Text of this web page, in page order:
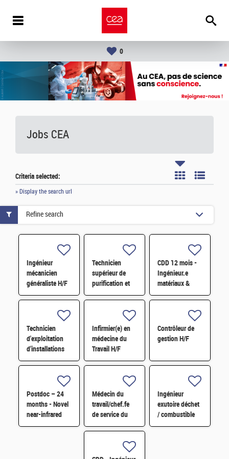
0
Jobs CEA
Criteria selected:
» Display the search url
Ingénieur
mécanicien
généraliste H/F
Technicien
supérieur de
purification et
fabrication en
CDD 12 mois -
Ingénieur.e
matériaux &
soudage H/F
Technicien
d'exploitation
d'installations
H/F
Infirmier(e) en
médecine du
Travail H/F
Contrôleur de
gestion H/F
Postdoc – 24
months - Novel
near-infrared
imaging
Médecin du
travail/chef.fe
de service du
SPST H/F
Ingénieur
exutoire déchet
/ combustible
H/F
Refine search